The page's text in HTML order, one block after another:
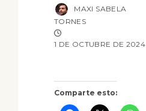
Comparte esto:
MAXI SABELA
TORNES
1 DE OCTUBRE DE 2024